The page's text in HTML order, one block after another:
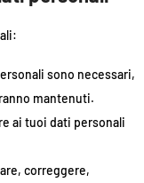
sono necessari,
mantenuti.
ai tuoi dati personali
correggere,